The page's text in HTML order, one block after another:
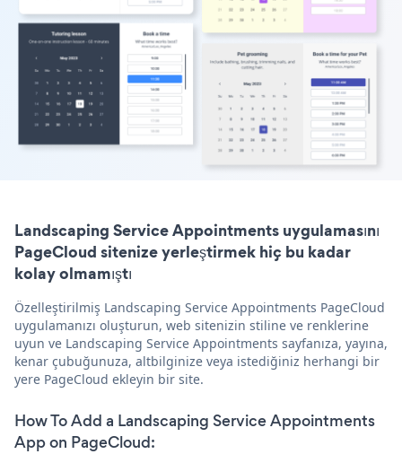
Landscaping Service Appointments uygulamasını
PageCloud sitenize yerleştirmek hiç bu kadar
kolay olmamıştı
Özelleştirilmiş Landscaping Service Appointments PageCloud
uygulamanızı oluşturun, web sitenizin stiline ve renklerine
uyun ve Landscaping Service Appointments sayfanıza, yayına,
kenar çubuğunuza, altbilginize veya istediğiniz herhangi bir
yere PageCloud ekleyin bir site.
How To Add a Landscaping Service Appointments
App on PageCloud: